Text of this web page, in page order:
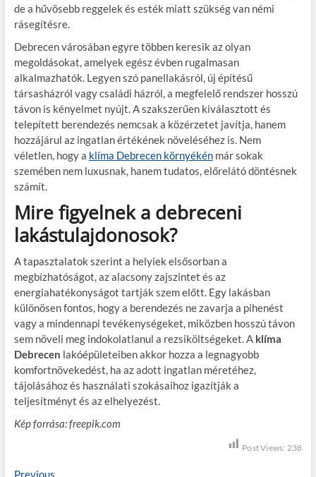
de a hűvösebb reggelek és esték miatt szükség van némi
rásegítésre.
Debrecen városában egyre többen keresik az olyan
megoldásokat, amelyek egész évben rugalmasan
alkalmazhatók. Legyen szó panellakásról, új építésű
társasházról vagy családi házról, a megfelelő rendszer hosszú
távon is kényelmet nyújt. A szakszerűen kiválasztott és
telepített berendezés nemcsak a közérzetet javítja, hanem
hozzájárul az ingatlan értékének növeléséhez is. Nem
véletlen, hogy a klíma Debrecen környékénmár sokak
szemében nem luxusnak, hanem tudatos, előrelátó döntésnek
számít.
Mire figyelnek a debreceni
lakástulajdonosok?
A tapasztalatok szerint a helyiek elsősorban a
megbízhatóságot, az alacsony zajszintet és az
energiahatékonyságot tartják szem előtt. Egy lakásban
különösen fontos, hogy a berendezés ne zavarja a pihenést
vagy a mindennapi tevékenységeket, miközben hosszú távon
sem növeli meg indokolatlanul a rezsiköltségeket. A klíma
Debrecen lakóépületeiben akkor hozza a legnagyobb
komfortnövekedést, ha az adott ingatlan méretéhez,
tájolásához és használati szokásaihoz igazítják a
teljesítményt és az elhelyezést.
Kép forrása: freepik.com
Post Views: 238
Previous